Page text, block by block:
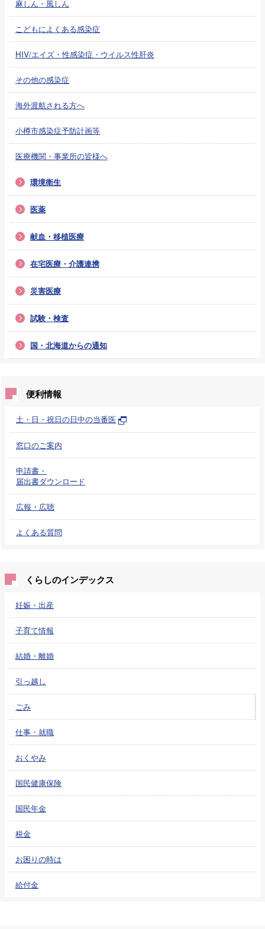
麻しん・風しん
こどもによくある感染症
HIV/エイズ・性感染症・ウイルス性肝炎
その他の感染症
海外渡航される方へ
小樽市感染症予防計画等
医療機関・事業所の皆様へ
環境衛生
医薬
献血・移植医療
在宅医療・介護連携
災害医療
試験・検査
国・北海道からの通知
便利情報
土・日・祝日の日中の当番医
窓口のご案内
申請書・
届出書ダウンロード
広報・広聴
よくある質問
くらしのインデックス
妊娠・出産
子育て情報
結婚・離婚
引っ越し
ごみ
仕事・就職
おくやみ
国民健康保険
国民年金
税金
お困りの時は
給付金